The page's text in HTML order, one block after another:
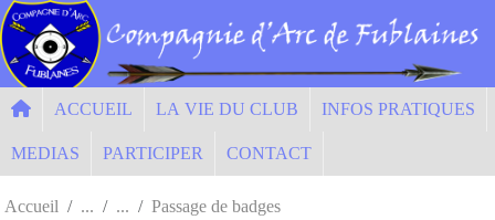
ACCUEIL LA VIE DU CLUB INFOS PRATIQUES
MEDIAS PARTICIPER CONTACT
Accueil Passage de badges
Panneau de gestion des cookies